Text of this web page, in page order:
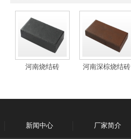
河南烧结砖 河南深棕烧结砖
新闻中心 厂家简介